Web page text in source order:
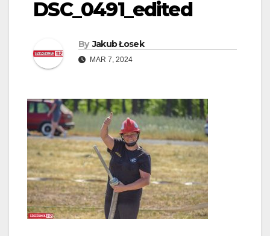
DSC_0491_edited
By Jakub Łosek
MAR 7, 2024